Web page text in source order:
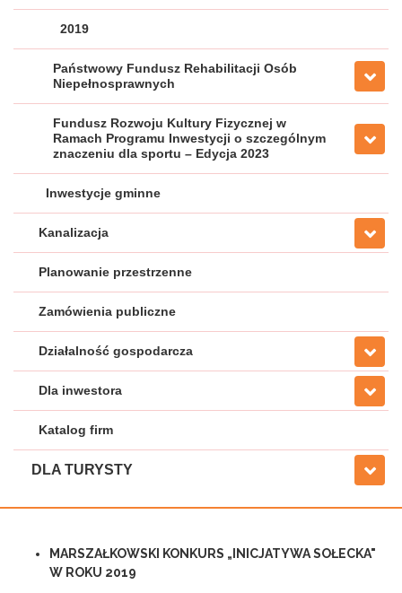
2019
Państwowy Fundusz Rehabilitacji Osób
Niepełnosprawnych
Fundusz Rozwoju Kultury Fizycznej w
Ramach Programu Inwestycji o szczególnym
znaczeniu dla sportu – Edycja 2023
Inwestycje gminne
Kanalizacja
Planowanie przestrzenne
Zamówienia publiczne
Działalność gospodarcza
Dla inwestora
Katalog firm
DLA TURYSTY
MARSZAŁKOWSKI KONKURS „INICJATYWA SOŁECKA"
W ROKU 2019